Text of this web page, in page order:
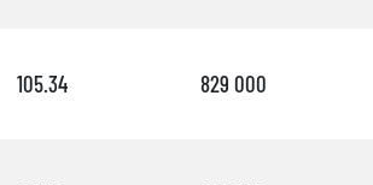
105.34 829 000